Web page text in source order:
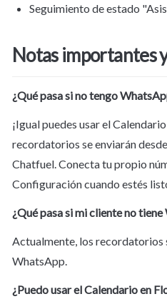
Seguimiento de estado
Notas importantes
¿Qué pasa si no tengo
¡Igual puedes usar el
recordatorios se enviarán
Chatfuel. Conecta tu propio
Configuración cuando estés
¿Qué pasa si mi cliente no
Actualmente, los recordatorios
WhatsApp.
¿Puedo usar el Calendario en